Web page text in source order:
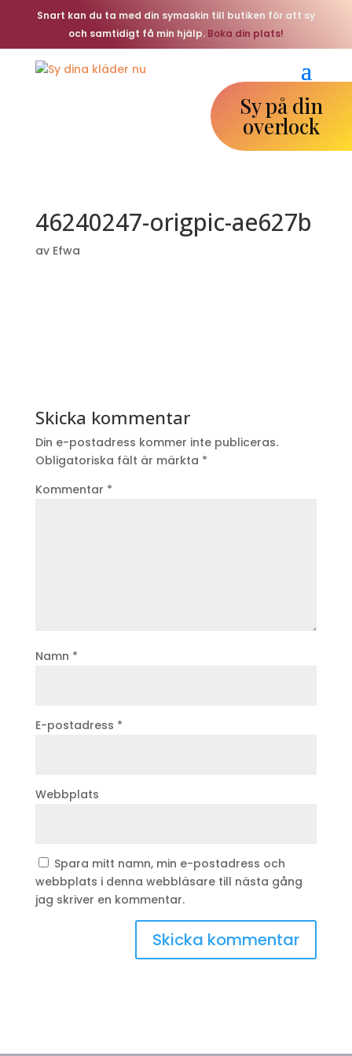
Snart kan du ta med din symaskin till butiken för att sy
och samtidigt få min hjälp. Boka din plats!
Sy på din
overlock
46240247-origpic-ae627b
av Efwa
Skicka kommentar
Din e-postadress kommer inte publiceras.
Obligatoriska fält är märkta *
Kommentar *
Namn *
E-postadress *
Webbplats
Spara mitt namn, min e-postadress och
webbplats i denna webbläsare till nästa gång
jag skriver en kommentar.